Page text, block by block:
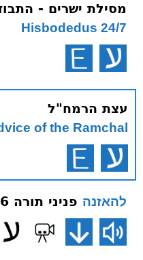
מסילת ישרים -
Hisbodedus 24/7
עצת הרמח"ל
of the Ramchal
להאזנה פניני תורה 016 התבודדות והתבוננות